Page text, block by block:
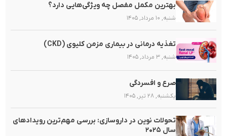
بهترین مکمل مفصل چه ویژگی‌هایی دارد؟
شنبه, ۱۰ مرداد, ۱۴۰۵
تغذیه‌ درمانی در بیماری مزمن کلیوی (CKD)
شنبه, ۳ مرداد, ۱۴۰۵
صرع و افسردگی
یکشنبه, ۲۸ تیر, ۱۴۰۵
تحولات نوین در داروسازی: بررسی مهم‌ترین رویدادهای
سال ۲۰۲۵